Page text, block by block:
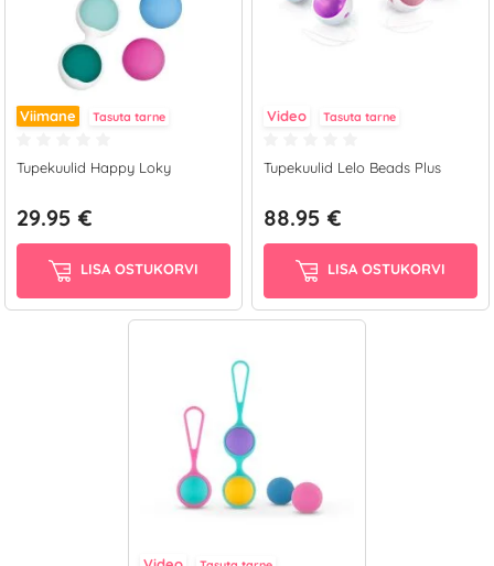
Viimane Tasuta tarne
Tupekuulid Happy Loky
29.95 €
LISA OSTUKORVI
Video Tasuta tarne
Tupekuulid Lelo Beads Plus
88.95 €
LISA OSTUKORVI